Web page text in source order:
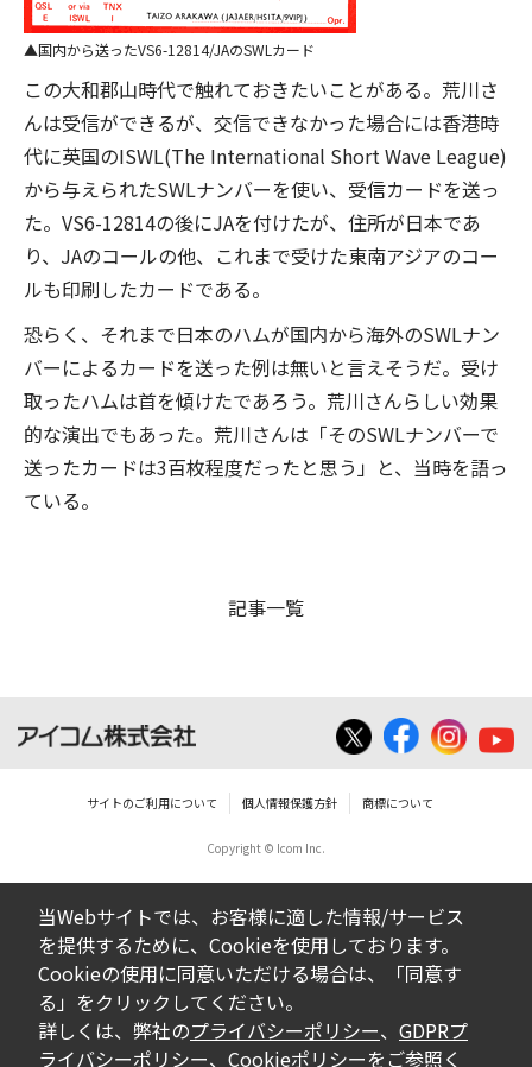
国内から送ったVS6-12814/JAのSWLカード
この大和郡山時代で触れておきたいことがある。荒川さ
んは受信ができるが、交信できなかった場合には香港時
代に英国のISWL(The International Short Wave League)
から与えられたSWLナンバーを使い、受信カードを送っ
た。VS6-12814の後にJAを付けたが、住所が日本であ
り、JAのコールの他、これまで受けた東南アジアのコー
ルも印刷したカードである。
恐らく、それまで日本のハムが国内から海外のSWLナン
バーによるカードを送った例は無いと言えそうだ。受け
取ったハムは首を傾けたであろう。荒川さんらしい効果
的な演出でもあった。荒川さんは「そのSWLナンバーで
送ったカードは3百枚程度だったと思う」と、当時を語っ
ている。
記事一覧
サイトのご利用について 個人情報保護方針 商標について
Copyright © Icom Inc.
当Webサイトでは、お客様に適した情報/サービス
を提供するために、Cookieを使用しております。
Cookieの使用に同意いただける場合は、「同意す
る」をクリックしてください。
詳しくは、弊社のプライバシーポリシー、 GDPRプ
ライバシーポリシー、 Cookieポリシーをご参照く